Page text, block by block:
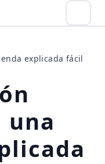
explicada fácil
una